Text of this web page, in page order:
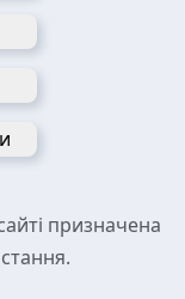
призначена